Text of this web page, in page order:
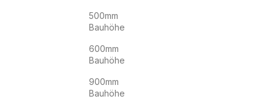
500mm
Bauhöhe
600mm
Bauhöhe
900mm
Bauhöhe